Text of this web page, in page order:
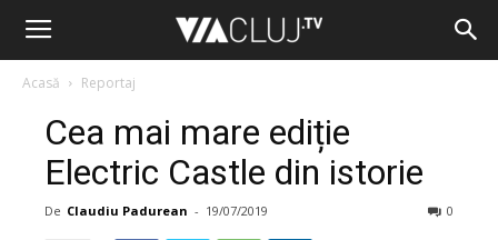
Acasă Reportaj
Cea mai mare ediție
Electric Castle din istorie
De Claudiu Padurean - 19/07/2019 0